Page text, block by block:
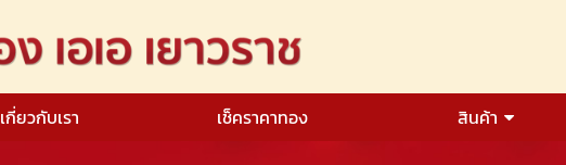
เกี่ยวกับเรา เช็คราคาทอง สินค้า